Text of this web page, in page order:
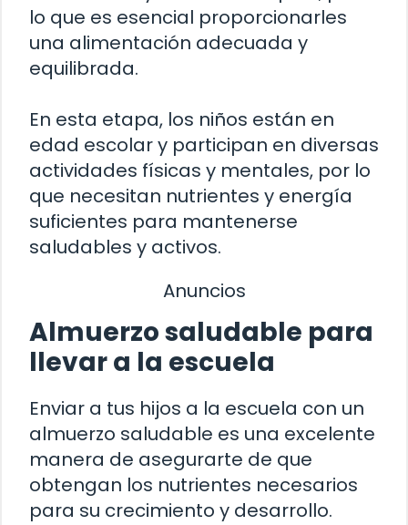
lo que es esencial proporcionarles
una alimentación adecuada y
equilibrada.
En esta etapa, los niños están en
edad escolar y participan en diversas
actividades físicas y mentales, por lo
que necesitan nutrientes y energía
suficientes para mantenerse
saludables y activos.
Anuncios
Almuerzo saludable para
llevar a la escuela
Enviar a tus hijos a la escuela con un
almuerzo saludable es una excelente
manera de asegurarte de que
obtengan los nutrientes necesarios
para su crecimiento y desarrollo.